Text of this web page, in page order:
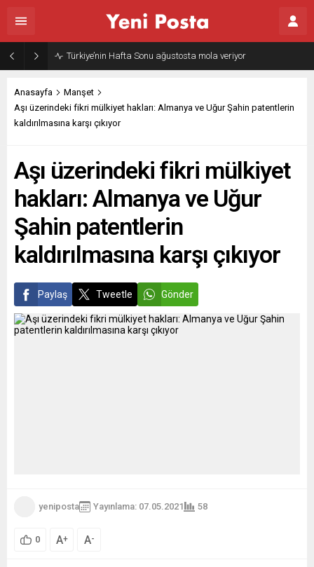
Türkiye’nin Hafta Sonu ağustosta mola veriyor
Anasayfa
Manşet
Aşı üzerindeki fikri mülkiyet hakları: Almanya ve Uğur Şahin patentlerin
kaldırılmasına karşı çıkıyor
Aşı üzerindeki fikri mülkiyet
hakları: Almanya ve Uğur
Şahin patentlerin
kaldırılmasına karşı çıkıyor
Paylaş Tweetle Gönder
yeniposta Yayınlama: 07.05.2021 58
0 A+ A-